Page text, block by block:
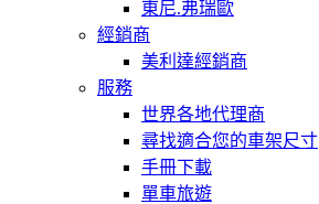
東尼.弗瑞歐
經銷商
美利達經銷商
服務
世界各地代理商
尋找適合您的車架尺寸
手冊下載
單車旅遊